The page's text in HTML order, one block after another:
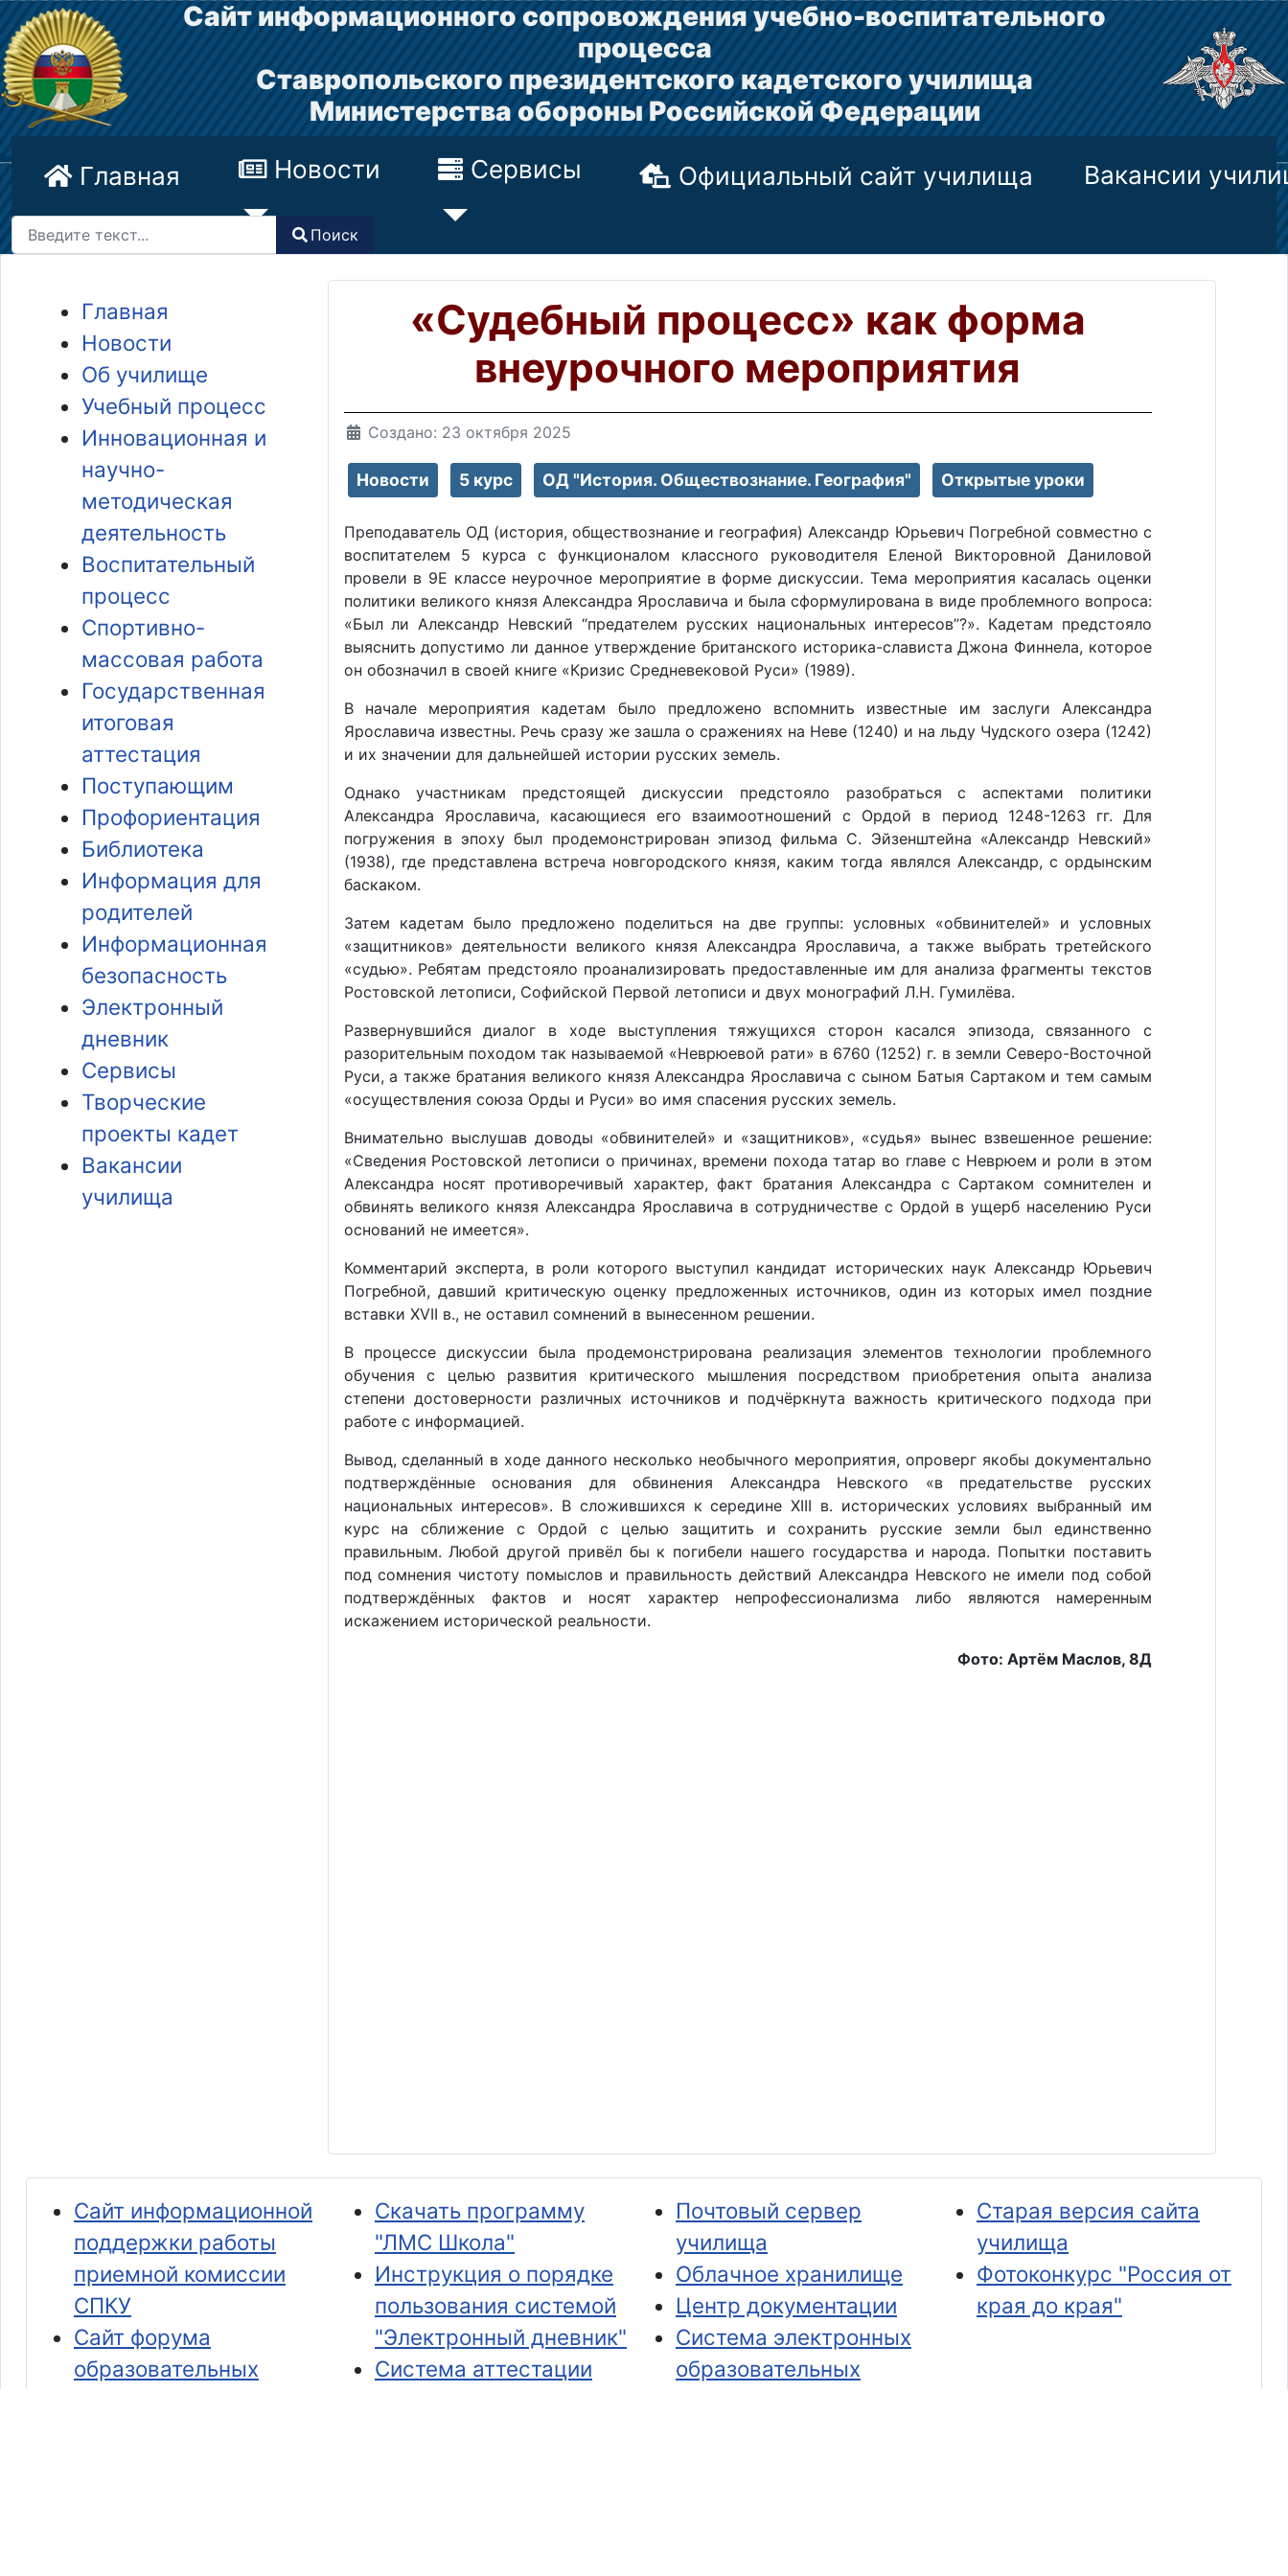
Сайт информационного сопровождения учебно-воспитательного
процесса
Ставропольского президентского кадетского училища
Министерства обороны Российской Федерации
Главная Новости Сервисы Официальный сайт училища Вакансии
Поиск
Поиск
Главная
Новости
Об училище
Учебный процесс
Инновационная и
научно-
методическая
деятельность
Воспитательный
процесс
Спортивно-
массовая работа
Государственная
итоговая
аттестация
Поступающим
Профориентация
Библиотека
Информация для
родителей
Информационная
безопасность
Электронный
дневник
Сервисы
Творческие
проекты кадет
Вакансии
училища
«Судебный процесс» как форма
внеурочного мероприятия
Создано: 23 октября 2025
Новости 5 курс ОД "История. Обществознание. География" Открытые уроки
Преподаватель ОД (история, обществознание и география) Александр Юрьевич Погребной совместно с
воспитателем 5 курса с функционалом классного руководителя Еленой Викторовной Даниловой
провели в 9Е классе неурочное мероприятие в форме дискуссии. Тема мероприятия касалась оценки
политики великого князя Александра Ярославича и была сформулирована в виде проблемного вопроса:
«Был ли Александр Невский “предателем русских национальных интересов”?». Кадетам предстояло
выяснить допустимо ли данное утверждение британского историка-слависта Джона Финнела, которое
он обозначил в своей книге «Кризис Средневековой Руси» (1989).
В начале мероприятия кадетам было предложено вспомнить известные им заслуги Александра
Ярославича известны. Речь сразу же зашла о сражениях на Неве (1240) и на льду Чудского озера (1242)
и их значении для дальнейшей истории русских земель.
Однако участникам предстоящей дискуссии предстояло разобраться с аспектами политики
Александра Ярославича, касающиеся его взаимоотношений с Ордой в период 1248-1263 гг. Для
погружения в эпоху был продемонстрирован эпизод фильма С. Эйзенштейна «Александр Невский»
(1938), где представлена встреча новгородского князя, каким тогда являлся Александр, с ордынским
баскаком.
Затем кадетам было предложено поделиться на две группы: условных «обвинителей» и условных
«защитников» деятельности великого князя Александра Ярославича, а также выбрать третейского
«судью». Ребятам предстояло проанализировать предоставленные им для анализа фрагменты текстов
Ростовской летописи, Софийской Первой летописи и двух монографий Л.Н. Гумилёва.
Развернувшийся диалог в ходе выступления тяжущихся сторон касался эпизода, связанного с
разорительным походом так называемой «Неврюевой рати» в 6760 (1252) г. в земли Северо-Восточной
Руси, а также братания великого князя Александра Ярославича с сыном Батыя Сартаком и тем самым
«осуществления союза Орды и Руси» во имя спасения русских земель.
Внимательно выслушав доводы «обвинителей» и «защитников», «судья» вынес взвешенное решение:
«Сведения Ростовской летописи о причинах, времени похода татар во главе с Неврюем и роли в этом
Александра носят противоречивый характер, факт братания Александра с Сартаком сомнителен и
обвинять великого князя Александра Ярославича в сотрудничестве с Ордой в ущерб населению Руси
оснований не имеется».
Комментарий эксперта, в роли которого выступил кандидат исторических наук Александр Юрьевич
Погребной, давший критическую оценку предложенных источников, один из которых имел поздние
вставки XVII в., не оставил сомнений в вынесенном решении.
В процессе дискуссии была продемонстрирована реализация элементов технологии проблемного
обучения с целью развития критического мышления посредством приобретения опыта анализа
степени достоверности различных источников и подчёркнута важность критического подхода при
работе с информацией.
Вывод, сделанный в ходе данного несколько необычного мероприятия, опроверг якобы документально
подтверждённые основания для обвинения Александра Невского «в предательстве русских
национальных интересов». В сложившихся к середине XIII в. исторических условиях выбранный им
курс на сближение с Ордой с целью защитить и сохранить русские земли был единственно
правильным. Любой другой привёл бы к погибели нашего государства и народа. Попытки поставить
под сомнения чистоту помыслов и правильность действий Александра Невского не имели под собой
подтверждённых фактов и носят характер непрофессионализма либо являются намеренным
искажением исторической реальности.
Фото: Артём Маслов, 8Д
Сайт информационной
поддержки работы
приемной комиссии
СПКУ
Сайт форума
образовательных
Скачать программу
"ЛМС Школа"
Инструкция о порядке
пользования системой
"Электронный дневник"
Система аттестации
Почтовый сервер
училища
Облачное хранилище
Центр документации
Система электронных
образовательных
Старая версия сайта
училища
Фотоконкурс "Россия от
края до края"